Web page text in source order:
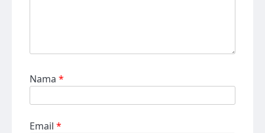
Nama *
Email *